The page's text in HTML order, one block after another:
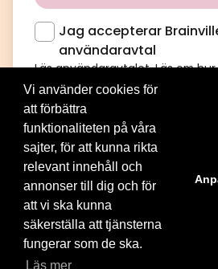
Jag accepterar
användaravtal
Läs användaravtalet. Läs om
personuppgifter iBrainvilles
© 2012-2026 Brainville AB. All
tjänsten
Vi använder cookies för
att förbättra
funktionaliteten på våra
sajter, för att kunna rikta
relevant innehåll och
annonser till dig och för
att vi ska kunna
säkerställa att tjänsterna
fungerar som de ska.
Läs mer